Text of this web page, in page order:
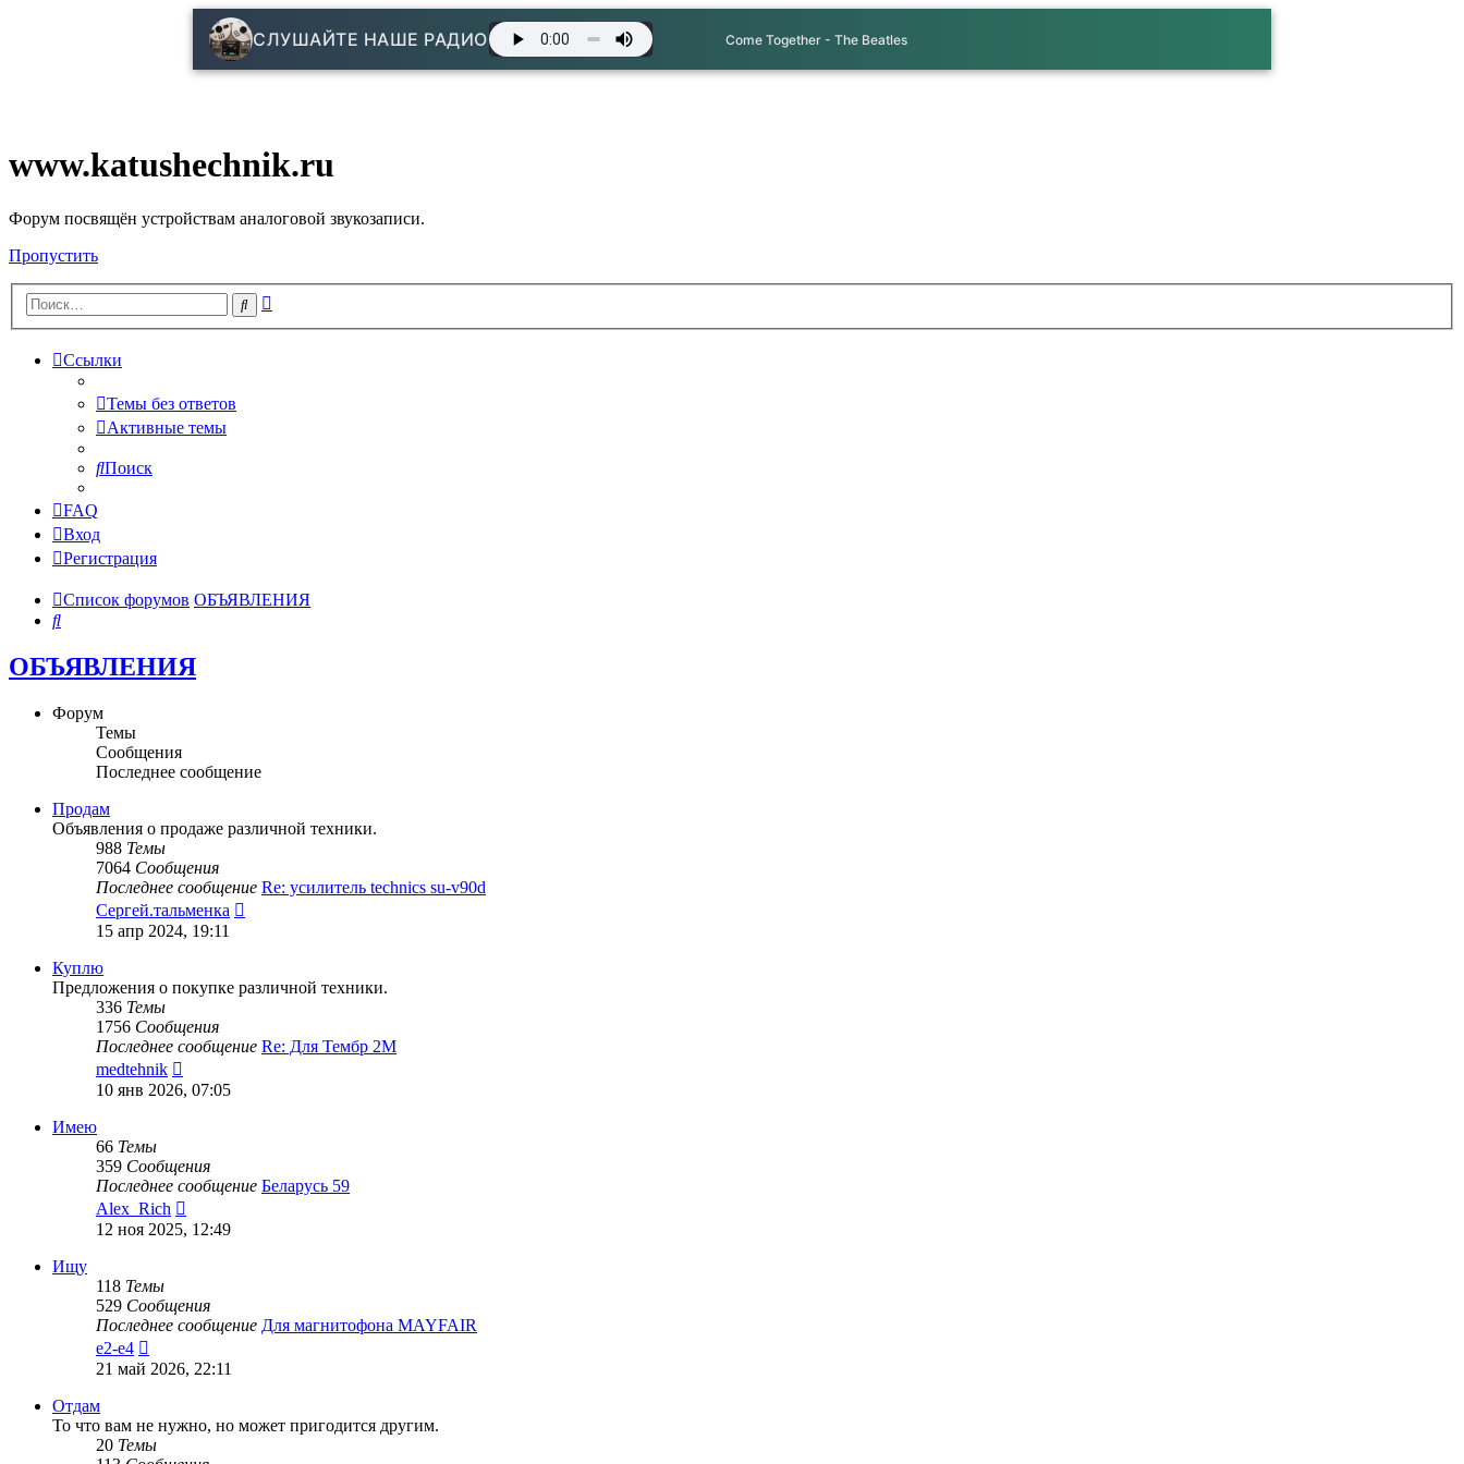
СЛУШАЙТЕ НАШЕ РАДИО Come Together - The Beatles
www.katushechnik.ru
Форум посвящён устройствам аналоговой звукозаписи.
Пропустить
Поиск
Ссылки
Темы без ответов
Активные темы
Поиск
FAQ
Вход
Регистрация
Список форумов ОБЪЯВЛЕНИЯ
Поиск
ОБЪЯВЛЕНИЯ
Форум
Темы
Сообщения
Последнее сообщение
Продам
Объявления о продаже различной техники.
988 Темы
7064 Сообщения
Последнее сообщение Re: усилитель technics su-v90d
Сергей.тальменка
15 апр 2024, 19:11
Куплю
Предложения о покупке различной техники.
336 Темы
1756 Сообщения
Последнее сообщение Re: Для Тембр 2М
medtehnik
последнему
10 янв 2026, 07:05
Имею
66 Темы
359 Сообщения
Последнее сообщение Беларусь 59
Alex_Rich
к
12 ноя 2025, 12:49
Ищу
118 Темы
529 Сообщения
Последнее сообщение Для магнитофона MAYFAIR
e2-e4
к
последнему
21 май 2026, 22:11
Отдам
То что вам не нужно, но может пригодится другим.
20 Темы